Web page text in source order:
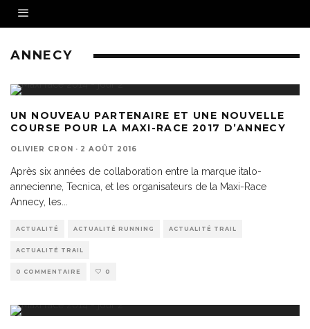
ANNECY
UN NOUVEAU PARTENAIRE ET UNE NOUVELLE
COURSE POUR LA MAXI-RACE 2017 D’ANNECY
OLIVIER CRON · 2 AOÛT 2016
Après six années de collaboration entre la marque italo-
annecienne, Tecnica, et les organisateurs de la Maxi-Race
Annecy, les
ACTUALITÉ ACTUALITÉ RUNNING ACTUALITÉ TRAIL
ACTUALITÉ TRAIL
0 COMMENTAIRE 0